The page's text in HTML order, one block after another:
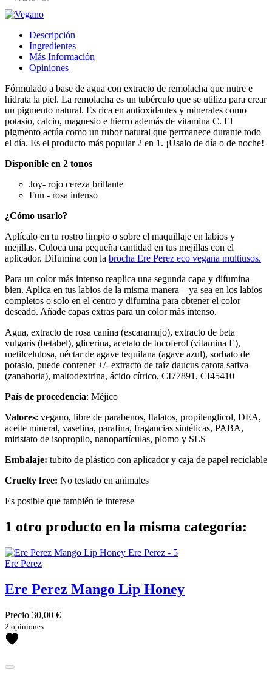
Descripción
Ingredientes
Más Información
Opiniones
Fórmulado a base de agua con extracto de remolacha que nutre e
hidrata la piel. La remolacha es un tubérculo que se utiliza para crear
un pigmento natural. Es rica en antioxidantes y minerales como
potasio, calcio, magnesio e hierro además de vitamina C. El
pigmento actúa como un rubor natural que permanece durante todo
el día. Es el producto más popular 2 en 1. ¡Úsalo de día o de noche!
Disponible en 2 tonos
Joy- rojo cereza brillante
Fun - rosa intenso
¿Cómo usarlo?
Aplícalo en tu rostro limpio o sobre el maquillaje en labios y
mejillas. Coloca una pequeña cantidad en tus mejillas con el
aplicador. Difumina con la brocha Ere Perez eco vegana multiusos.
Para un color más intenso reaplica una segunda capa y difumina
bien. Aplica en tus labios de la misma manera – ya sea en los labios
completos o solo en el centro y difumina para obtener el color
deseado. Añade capas extras para un color más intenso.
Agua, extracto de rosa canina (escaramujo), extracto de beta
vulgaris (betabel), glicerina, acetato de tocoferol (vitamina E),
metilcelulosa, néctar de agave tequilana (agave azul), sorbato de
potasio, puede contener +/- extracto de raíz daucus carota sativa
(zanahoria), maltodextrina, ácido cítrico, CI77891, CI45410
País de procedencia: Méjico
Valores: vegano, libre de parabenos, ftalatos, propilenglicol, DEA,
aceite mineral, vaselina, parafina, fragancias sintéticas, PABA,
miristato de isopropilo, nanopartículas, plomo y SLS
Embalaje: tubito de plástico con aplicador y caja de papel reciclable
Cruelty free: No testado en animales
Es posible que también te interese
1 otro producto en la misma categoría:
Ere Perez
Ere Perez Mango Lip Honey
Precio 30,00 €
2 opiniones